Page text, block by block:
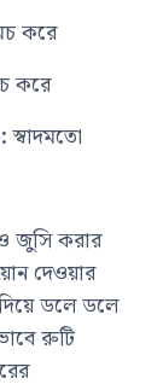
করে
করে
স্বাদমতো
জুসি করার
দেওয়ার
ডলে ডলে
রুটি